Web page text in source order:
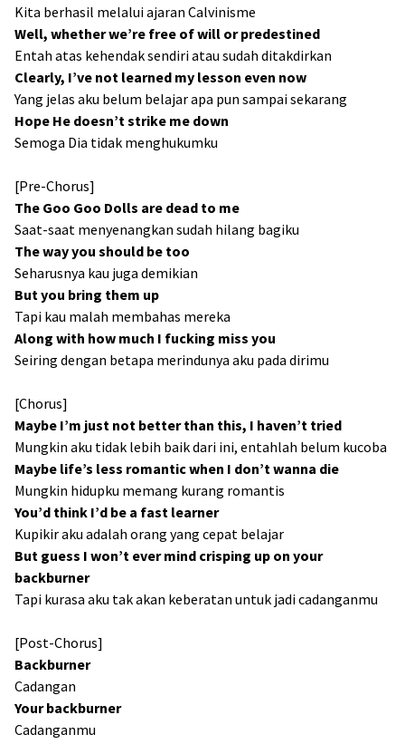
Kita berhasil melalui ajaran Calvinisme
Well, whether we’re free of will or predestined
Entah atas kehendak sendiri atau sudah ditakdirkan
Clearly, I’ve not learned my lesson even now
Yang jelas aku belum belajar apa pun sampai sekarang
Hope He doesn’t strike me down
Semoga Dia tidak menghukumku
[Pre-Chorus]
The Goo Goo Dolls are dead to me
Saat-saat menyenangkan sudah hilang bagiku
The way you should bе too
Seharusnya kau juga demikian
But you bring them up
Tapi kau malah membahas mereka
Along with how much I fucking miss you
Seiring dengan betapa merindunya aku pada dirimu
[Chorus]
Maybe I’m just not better than this, I haven’t tried
Mungkin aku tidak lebih baik dari ini, entahlah belum kucoba
Maybe life’s less romantic when I don’t wanna die
Mungkin hidupku memang kurang romantis
You’d think I’d be a fast learner
Kupikir aku adalah orang yang cepat belajar
But guess I won’t ever mind crisping up on your
backburner
Tapi kurasa aku tak akan keberatan untuk jadi cadanganmu
[Post-Chorus]
Backburner
Cadangan
Your backburner
Cadanganmu